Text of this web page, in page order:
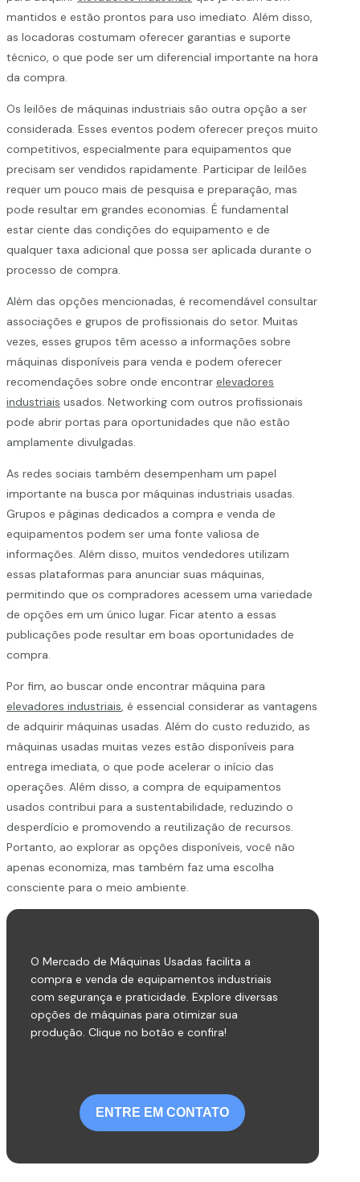
mantidos e estão prontos para uso imediato. Além disso,
as locadoras costumam oferecer garantias e suporte
técnico, o que pode ser um diferencial importante na hora
da compra.
Os leilões de máquinas industriais são outra opção a ser
considerada. Esses eventos podem oferecer preços muito
competitivos, especialmente para equipamentos que
precisam ser vendidos rapidamente. Participar de leilões
requer um pouco mais de pesquisa e preparação, mas
pode resultar em grandes economias. É fundamental
estar ciente das condições do equipamento e de
qualquer taxa adicional que possa ser aplicada durante o
processo de compra.
Além das opções mencionadas, é recomendável consultar
associações e grupos de profissionais do setor. Muitas
vezes, esses grupos têm acesso a informações sobre
máquinas disponíveis para venda e podem oferecer
recomendações sobre onde encontrar elevadores
industriais usados. Networking com outros profissionais
pode abrir portas para oportunidades que não estão
amplamente divulgadas.
As redes sociais também desempenham um papel
importante na busca por máquinas industriais usadas.
Grupos e páginas dedicados a compra e venda de
equipamentos podem ser uma fonte valiosa de
informações. Além disso, muitos vendedores utilizam
essas plataformas para anunciar suas máquinas,
permitindo que os compradores acessem uma variedade
de opções em um único lugar. Ficar atento a essas
publicações pode resultar em boas oportunidades de
compra.
Por fim, ao buscar onde encontrar máquina para
elevadores industriais, é essencial considerar as vantagens
de adquirir máquinas usadas. Além do custo reduzido, as
máquinas usadas muitas vezes estão disponíveis para
entrega imediata, o que pode acelerar o início das
operações. Além disso, a compra de equipamentos
usados contribui para a sustentabilidade, reduzindo o
desperdício e promovendo a reutilização de recursos.
Portanto, ao explorar as opções disponíveis, você não
apenas economiza, mas também faz uma escolha
consciente para o meio ambiente.
O Mercado de Máquinas Usadas facilita a
compra e venda de equipamentos industriais
com segurança e praticidade. Explore diversas
opções de máquinas para otimizar sua
produção. Clique no botão e confira!
ENTRE EM CONTATO